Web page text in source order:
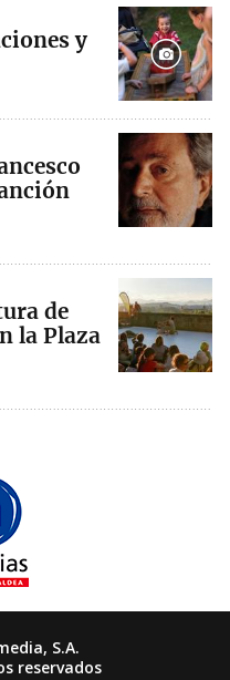
y
de
la Plaza
S.A.
reservados